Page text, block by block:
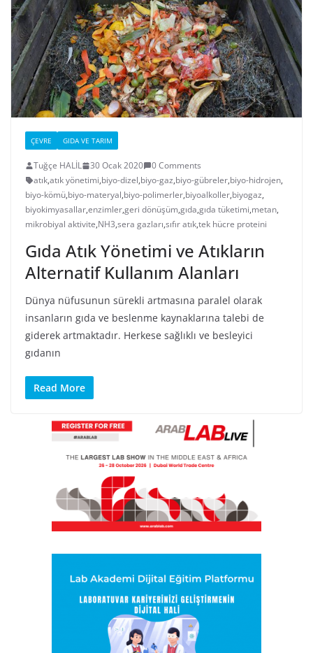
ÇEVRE GIDA VE TARIM
Tuğçe HALİL 30 Ocak 2020
0 Comments
atık,atık yönetimi,biyo-dizel,biyo-gaz,biyo-gübreler,biyo-hidrojen,
biyo-kömü,biyo-materyal,biyo-polimerler,biyoalkoller,biyogaz,
biyokimyasallar,enzimler,geri dönüşüm,gıda,gıda tüketimi,metan,
mikrobiyal aktivite,NH3,sera gazları,sıfır atık,tek hücre proteini
Gıda Atık Yönetimi ve Atıkların
Alternatif Kullanım Alanları
Dünya nüfusunun sürekli artmasına paralel olarak
insanların gıda ve beslenme kaynaklarına talebi de
giderek artmaktadır. Herkese sağlıklı ve besleyici
gıdanın
Read More